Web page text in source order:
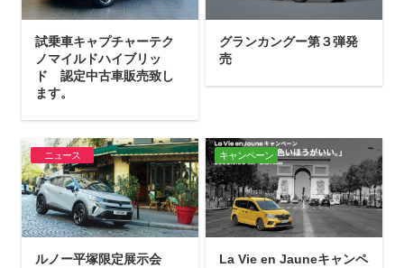
試乗車キャプチャーテク
ノマイルドハイブリッ
ド 認定中古車販売致し
ます。
グランカングー第３弾発
売
ニュース
ルノー平塚限定展示会
キャンペーン
La Vie en Jauneキャンペ